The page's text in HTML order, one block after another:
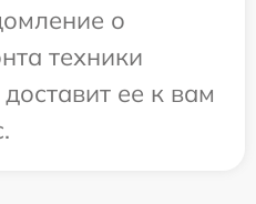
о
техники
ее к вам